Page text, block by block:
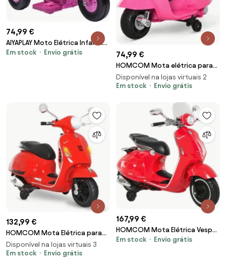
74,99 €
AIYAPLAY Moto Elétrica Infantil
2-5 Anos 3 Rodas 6 V Bolhas
Em stock Envio grátis 74,99 €
HOMCOM Mota elétrica para
crianças acima de 18 meses
com licença faróis buzina e 4
Disponível na lojas virtuais 2
Em stock
Envio grátis
132,99 €
HOMCOM Mota Elétrica para
Crianças com Licença Vespa
com Música Velocidade 2-3
Disponível na lojas virtuais 3
Em stock
Envio grátis
167,99 €
HOMCOM Mota Elétrica Vespa
com Faróis Música 2 Rodas
Em stock Envio grátis